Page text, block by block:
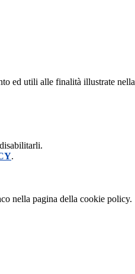
ed utili alle finalità illustrate nella
.
nella pagina della cookie policy.